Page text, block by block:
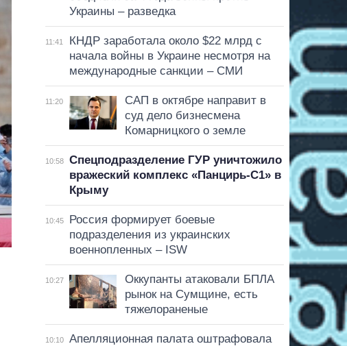
Украины – разведка
11:41
КНДР заработала около $22 млрд с
начала войны в Украине несмотря на
международные санкции – СМИ
11:20
САП в октябре направит в
суд дело бизнесмена
Комарницкого о земле
10:58
Спецподразделение ГУР уничтожило
вражеский комплекс «Панцирь-С1» в
Крыму
10:45
Россия формирует боевые
подразделения из украинских
военнопленных – ISW
10:27
Оккупанты атаковали БПЛА
рынок на Сумщине, есть
тяжелораненые
10:10
Апелляционная палата оштрафовала